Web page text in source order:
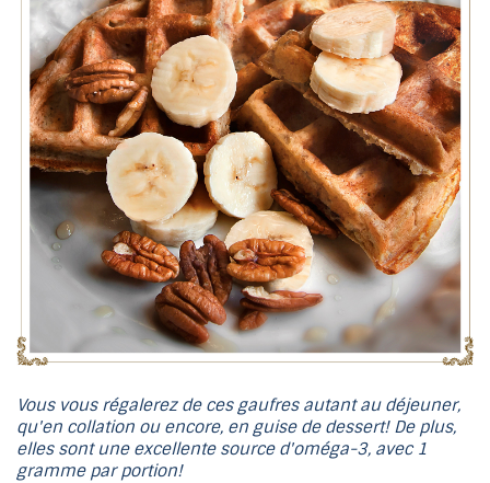
Vous vous régalerez de ces gaufres autant au déjeuner,
qu'en collation ou encore, en guise de dessert! De plus,
elles sont une excellente source d'oméga-3, avec 1
gramme par portion!